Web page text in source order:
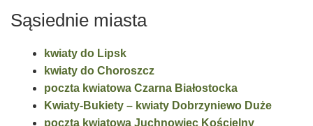
Sąsiednie miasta
kwiaty do Lipsk
kwiaty do Choroszcz
poczta kwiatowa Czarna Białostocka
Kwiaty-Bukiety – kwiaty Dobrzyniewo Duże
poczta kwiatowa Juchnowiec Kościelny